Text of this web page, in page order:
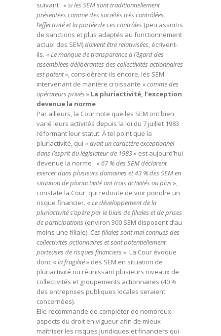
suivant : « si les SEM sont traditionnellement
présentées comme des sociétés très contrôlées,
l’effectivité et la portée de ces contrôles (peu assortis
de sanctions et plus adaptés au fonctionnement
actuel des SEM)doivent être relativisées, écrivent-
ils. « Le manque de transparence à l’égard des
assemblées délibérantes des collectivités actionnaires
est patent», considèrent-ils encore, les SEM
intervenant de manière croissante « comme des
opérateurs privés ».La pluriactivité, l’exception
devenue la norme
Par ailleurs, la Cour note que les SEM ont bien
varié leurs activités depuis la loi du 7 juillet 1983
réformant leur statut. À tel point que la
pluriactivité, qui « avait un caractère exceptionnel
dans l’esprit du législateur de 1983» est aujourd’hui
devenue la norme : « 67 % des SEM déclarent
exercer dans plusieurs domaines et 43 % des SEM en
situation de pluriactivité ont trois activités ou plus »,
constate la Cour, qui redoute de voir poindre un
risque financier. « Le développement de la
pluriactivité s’opère par le biais de filiales et de prises
de participations (environ 300 SEM disposent d’au
moins une filiale). Ces filiales sont mal connues des
collectivités actionnaires et sont potentiellement
porteuses de risques financiers ». La Cour évoque
donc « la fragilité» des SEM en situation de
pluriactivité ou réunissant plusieurs niveaux de
collectivités et groupements actionnaires (40 %
des entreprises publiques locales seraient
concernées).
Elle recommande de compléter de nombreux
aspects du droit en vigueur afin de mieux
maîtriser les risques juridiques et financiers qui